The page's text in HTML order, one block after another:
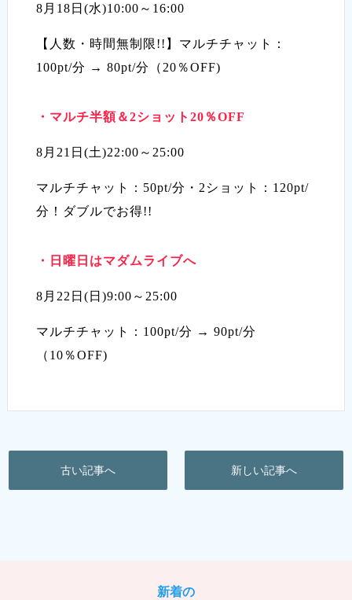
8月18日(水)10:00～16:00
【人数・時間無制限!!】マルチチャット：
100pt/分 → 80pt/分（20％OFF)
・マルチ半額＆2ショット20％OFF
8月21日(土)22:00～25:00
マルチチャット：50pt/分・2ショット：120pt/
分！ダブルでお得!!
・日曜日はマダムライブへ
8月22日(日)9:00～25:00
マルチチャット：100pt/分 → 90pt/分
（10％OFF)
古い記事へ 新しい記事へ
新着の